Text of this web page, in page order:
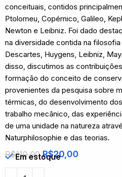
conceituais, contidos
Ptolomeu, Copérnico, Galileo,
Newton e Leibniz. Foi dado
na diversidade contida na
Descartes, Huygens, Leibniz,
disso, discutimos as
formação do conceito de
provenientes da pesquisa sobre
térmicas, do desenvolvimento
trabalho mecânico, das
de uma unidade na natureza
Naturphilosophie e das teorias.
R$110,00 R$20,00
Em estoque